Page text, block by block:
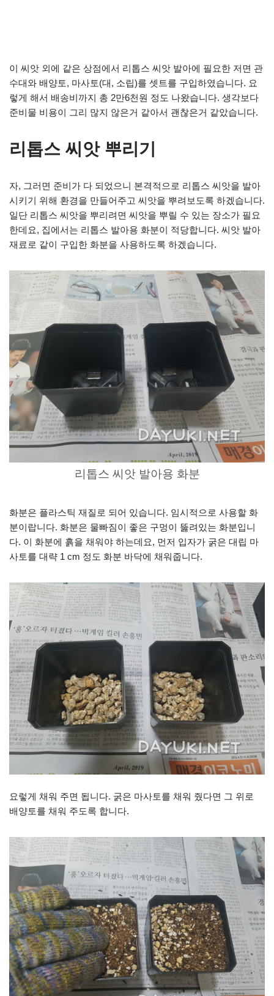
이 씨앗 외에 같은 상점에서 리톱스 씨앗 발아에 필요한 저면 관
수대와 배양토, 마사토(대, 소립)를 셋트를 구입하였습니다. 요
렇게 해서 배송비까지 총 2만6천원 정도 나왔습니다. 생각보다
준비물 비용이 그리 많지 않은거 같아서 괜찮은거 같았습니다.
리톱스 씨앗 뿌리기
자, 그러면 준비가 다 되었으니 본격적으로 리톱스 씨앗을 발아
시키기 위해 환경을 만들어주고 씨앗을 뿌려보도록 하겠습니다.
일단 리톱스 씨앗을 뿌리려면 씨앗을 뿌릴 수 있는 장소가 필요
한데요, 집에서는 리톱스 발아용 화분이 적당합니다. 씨앗 발아
재료로 같이 구입한 화분을 사용하도록 하겠습니다.
리톱스 씨앗 발아용 화분
화분은 플라스틱 재질로 되어 있습니다. 임시적으로 사용할 화
분이랍니다. 화분은 물빠짐이 좋은 구멍이 뚫려있는 화분입니
다. 이 화분에 흙을 채워야 하는데요, 먼저 입자가 굵은 대립 마
사토를 대략 1 cm 정도 화분 바닥에 채워줍니다.
요렇게 채워 주면 됩니다. 굵은 마사토를 채워 줬다면 그 위로
배양토를 채워 주도록 합니다.